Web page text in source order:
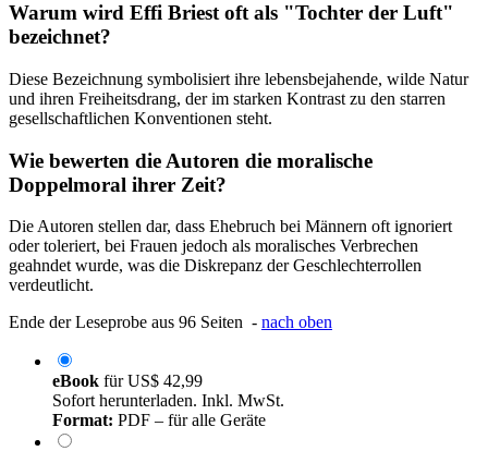
Warum wird Effi Briest oft als "Tochter der Luft"
bezeichnet?
Diese Bezeichnung symbolisiert ihre lebensbejahende, wilde Natur
und ihren Freiheitsdrang, der im starken Kontrast zu den starren
gesellschaftlichen Konventionen steht.
Wie bewerten die Autoren die moralische
Doppelmoral ihrer Zeit?
Die Autoren stellen dar, dass Ehebruch bei Männern oft ignoriert
oder toleriert, bei Frauen jedoch als moralisches Verbrechen
geahndet wurde, was die Diskrepanz der Geschlechterrollen
verdeutlicht.
Ende der Leseprobe aus 96 Seiten - nach oben
eBook fürUS$ 42,99
Sofort herunterladen. Inkl. MwSt.
Format: PDF – für alle Geräte